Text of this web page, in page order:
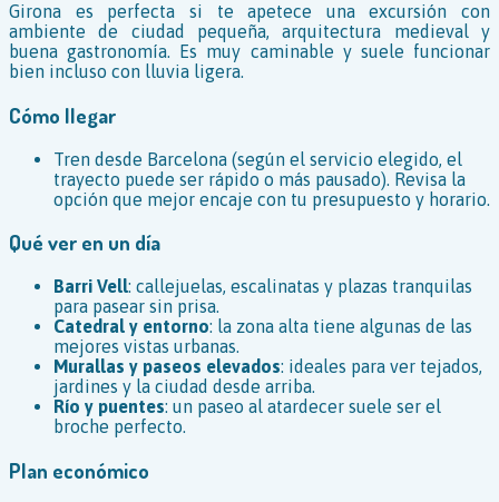
Girona es perfecta si te apetece una excursión con
ambiente de ciudad pequeña, arquitectura medieval y
buena gastronomía. Es muy caminable y suele funcionar
bien incluso con lluvia ligera.
Cómo llegar
Tren desde Barcelona (según el servicio elegido, el
trayecto puede ser rápido o más pausado). Revisa la
opción que mejor encaje con tu presupuesto y horario.
Qué ver en un día
Barri Vell: callejuelas, escalinatas y plazas tranquilas
para pasear sin prisa.
Catedral y entorno: la zona alta tiene algunas de las
mejores vistas urbanas.
Murallas y paseos elevados: ideales para ver tejados,
jardines y la ciudad desde arriba.
Río y puentes: un paseo al atardecer suele ser el
broche perfecto.
Plan económico